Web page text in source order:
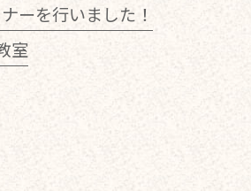
ーを行いました！
室